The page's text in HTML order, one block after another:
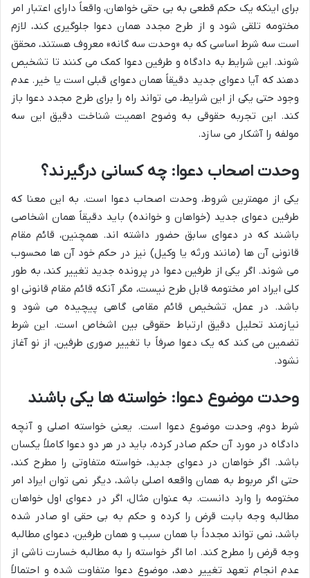
برای اینکه یک حکم قطعی به بی حقی خواهان، واقعاً دارای اعتبار امر
مختومه تلقی شود و از طرح مجدد همان دعوا جلوگیری کند، لازم
است سه شرط اساسی که به «وحدت سه گانه» معروف هستند، محقق
شوند. این شرایط به دادگاه و طرفین دعوا کمک می کنند تا تشخیص
دهند که آیا دعوای جدید دقیقاً همان دعوای قبلی است یا خیر. عدم
وجود حتی یکی از این شرایط، می تواند راه را برای طرح مجدد دعوا باز
کند. این تجربه حقوقی به وضوح اهمیت شناخت دقیق این سه
مولفه را آشکار می سازد.
وحدت اصحاب دعوا: چه کسانی درگیرند؟
یکی از مهمترین شروط، وحدت اصحاب دعوا است. به این معنا که
طرفین دعوای جدید (خواهان و خوانده) باید دقیقاً همان اشخاصی
باشند که در دعوای سابق حضور داشته اند. همچنین، قائم مقام
قانونی آن ها (مانند ورثه یا وکیل) نیز در حکم خود آن ها محسوب
می شوند. اگر یکی از طرفین دعوا در پرونده جدید تغییر کند، به طور
کلی ایراد امر مختومه قابل طرح نیست، مگر آنکه قائم مقام قانونی او
باشد. در عمل، تشخیص قائم مقامی گاهی پیچیده می شود و
نیازمند تحلیل دقیق ارتباط حقوقی بین اشخاص است. این شرط
تضمین می کند که یک دعوا صرفاً با تغییر صوری طرفین، از نو آغاز
نشود.
وحدت موضوع دعوا: خواسته ها یکی باشند
شرط دوم، وحدت موضوع دعوا است. یعنی خواسته اصلی و آنچه
دادگاه در مورد آن حکم صادر کرده، باید در هر دو دعوا کاملاً یکسان
باشد. اگر خواهان در دعوای جدید، خواسته متفاوتی را مطرح کند،
حتی اگر مربوط به همان واقعه اصلی باشد، دیگر نمی توان ایراد امر
مختومه را وارد دانست. به عنوان مثال، اگر در دعوای اول خواهان
مطالبه وجه بابت قرض را کرده و حکم به بی حقی او صادر شده
باشد، نمی تواند مجدداً با همان سبب و همان طرفین، دعوای مطالبه
وجه قرض را مطرح کند. اما اگر خواسته را به مطالبه خسارت ناشی از
عدم انجام تعهد تغییر دهد، موضوع دعوا متفاوت شده و احتمالاً